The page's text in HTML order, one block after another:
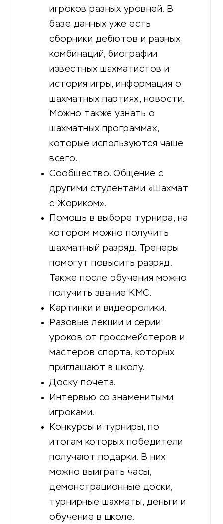
игроков разных уровней. В
базе данных уже есть
сборники дебютов и разных
комбинаций, биографии
известных шахматистов и
история игры, информация о
шахматных партиях, новости.
Можно также узнать о
шахматных программах,
которые используются чаще
всего.
Сообщество. Общение с
другими студентами «Шахмат
с Жориком».
Помощь в выборе турнира, на
котором можно получить
шахматный разряд. Тренеры
помогут повысить разряд.
Также после обучения можно
получить звание КМС.
Картинки и видеоролики.
Разовые лекции и серии
уроков от гроссмейстеров и
мастеров спорта, которых
приглашают в школу.
Доску почета.
Интервью со знаменитыми
игроками.
Конкурсы и турниры, по
итогам которых победители
получают подарки. В них
можно выиграть часы,
демонстрационные доски,
турнирные шахматы, деньги и
обучение в школе.